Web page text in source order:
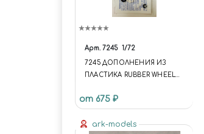
Арт. 7245 1/72
7245 ДОПОЛНЕНИЯ ИЗ
ПЛАСТИКА RUBBER WHEELS.
от 675 ₽
ark-models